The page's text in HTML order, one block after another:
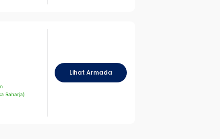
Raharja)
Lihat Armada